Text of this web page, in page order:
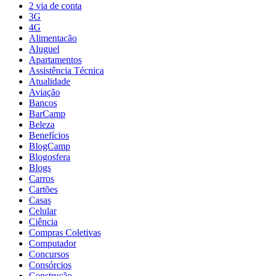
2 via de conta
3G
4G
Alimentacão
Aluguel
Apartamentos
Assistência Técnica
Atualidade
Aviação
Bancos
BarCamp
Beleza
Benefícios
BlogCamp
Blogosfera
Blogs
Carros
Cartões
Casas
Celular
Ciência
Compras Coletivas
Computador
Concursos
Consórcios